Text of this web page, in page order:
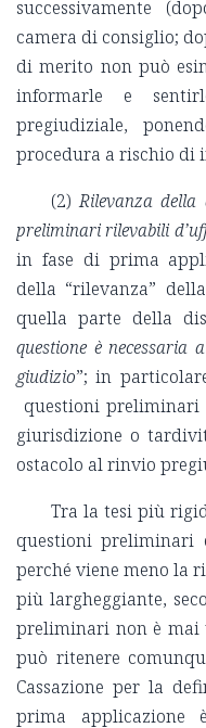
successivamente
camera di consiglio;
di merito non può
informarle e
pregiudiziale,
procedura a rischio di
(2)Rilevanza della
preliminari rilevabili
in fase di prima
della “rilevanza”
quella parte della
questione è necessaria
giudizio”; in
questioni
giurisdizione o
ostacolo al rinvio
Tra la tesi più
questioni preliminari
perché viene meno la
più largheggiante,
preliminari non è mai
può ritenere
Cassazione per la
prima applicazione